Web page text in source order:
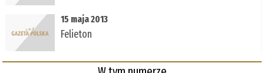
15 maja 2013
Felieton